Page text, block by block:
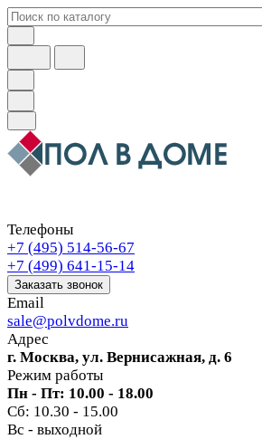
Телефоны
+7 (495) 514-56-67
+7 (499) 641-15-14
Заказать звонок
Email
sale@polvdome.ru
Адрес
г. Москва, ул. Вернисажная, д. 6
Режим работы
Пн - Пт: 10.00 - 18.00
Сб: 10.30 - 15.00
Вс - выходной